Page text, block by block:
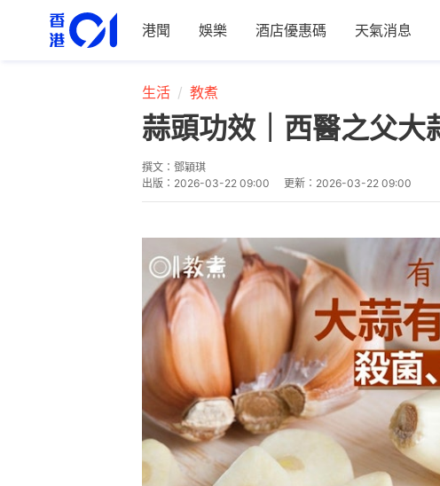
港聞 娛樂 酒店優惠碼 天氣消息
生活 教煮
蒜頭功效｜西醫之父
撰文： 鄧穎琪
出版： 2026-03-22 09:00 更新： 2026-03-22 09:00